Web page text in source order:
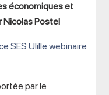
économiques et
Nicolas Postel
SES Ulille webinaire
par le